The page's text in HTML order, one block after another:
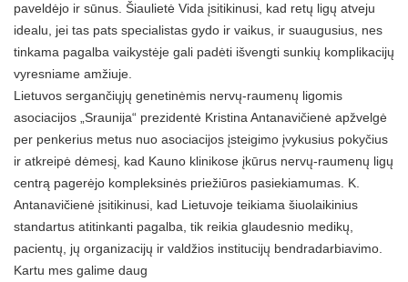
paveldėjo ir sūnus. Šiaulietė Vida įsitikinusi, kad retų ligų atveju
idealu, jei tas pats specialistas gydo ir vaikus, ir suaugusius, nes
tinkama pagalba vaikystėje gali padėti išvengti sunkių komplikacijų
vyresniame amžiuje.
Lietuvos sergančiųjų genetinėmis nervų-raumenų ligomis
asociacijos „Sraunija“ prezidentė Kristina Antanavičienė apžvelgė
per penkerius metus nuo asociacijos įsteigimo įvykusius pokyčius
ir atkreipė dėmesį, kad Kauno klinikose įkūrus nervų-raumenų ligų
centrą pagerėjo kompleksinės priežiūros pasiekiamumas. K.
Antanavičienė įsitikinusi, kad Lietuvoje teikiama šiuolaikinius
standartus atitinkanti pagalba, tik reikia glaudesnio medikų,
pacientų, jų organizacijų ir valdžios institucijų bendradarbiavimo.
Kartu mes galime daug